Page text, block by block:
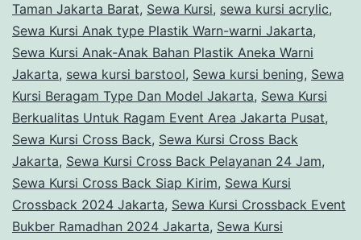
Taman Jakarta Barat, Sewa Kursi, sewa kursi acrylic,
Sewa Kursi Anak type Plastik Warn-warni Jakarta,
Sewa Kursi Anak-Anak Bahan Plastik Aneka Warni
Jakarta, sewa kursi barstool, Sewa kursi bening, Sewa
Kursi Beragam Type Dan Model Jakarta, Sewa Kursi
Berkualitas Untuk Ragam Event Area Jakarta Pusat,
Sewa Kursi Cross Back, Sewa Kursi Cross Back
Jakarta, Sewa Kursi Cross Back Pelayanan 24 Jam,
Sewa Kursi Cross Back Siap Kirim, Sewa Kursi
Crossback 2024 Jakarta, Sewa Kursi Crossback Event
Bukber Ramadhan 2024 Jakarta, Sewa Kursi